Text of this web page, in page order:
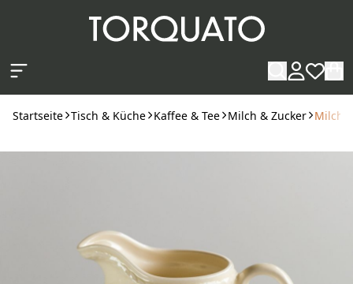
Startseite Tisch & Küche Kaffee & Tee Milch & Zucker